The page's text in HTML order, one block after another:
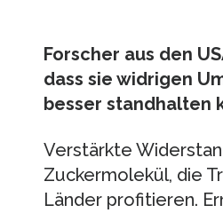
Forscher aus den
dass sie widrigen
besser standhalten
Verstärkte
Zuckermolekül, die
Länder profitieren.